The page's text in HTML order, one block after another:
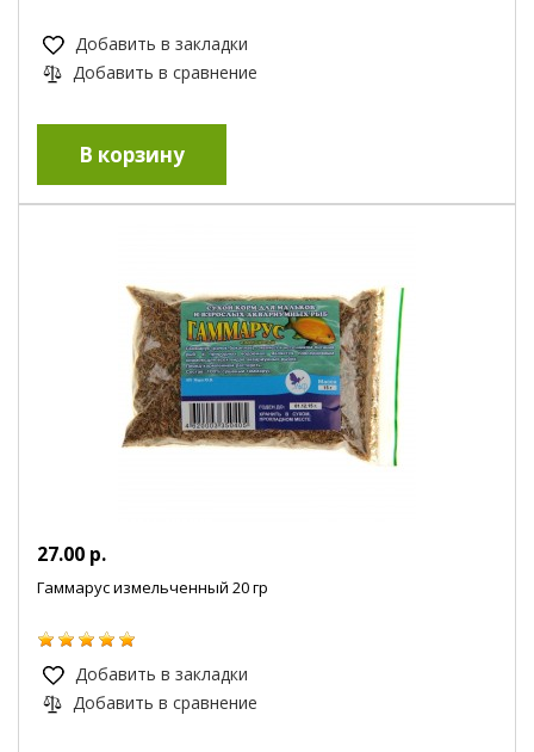
Добавить в закладки
Добавить в сравнение
27.00 р.
Гаммарус измельченный 20 гр
Добавить в закладки
Добавить в сравнение